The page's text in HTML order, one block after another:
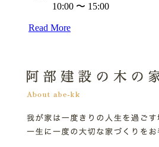
10:00 〜 15:00
Read More